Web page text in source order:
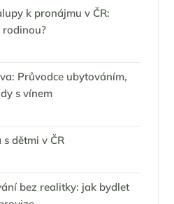
k pronájmu v ČR:
rodinou?
Průvodce ubytováním,
s vínem
dětmi v ČR
bez realitky: jak bydlet